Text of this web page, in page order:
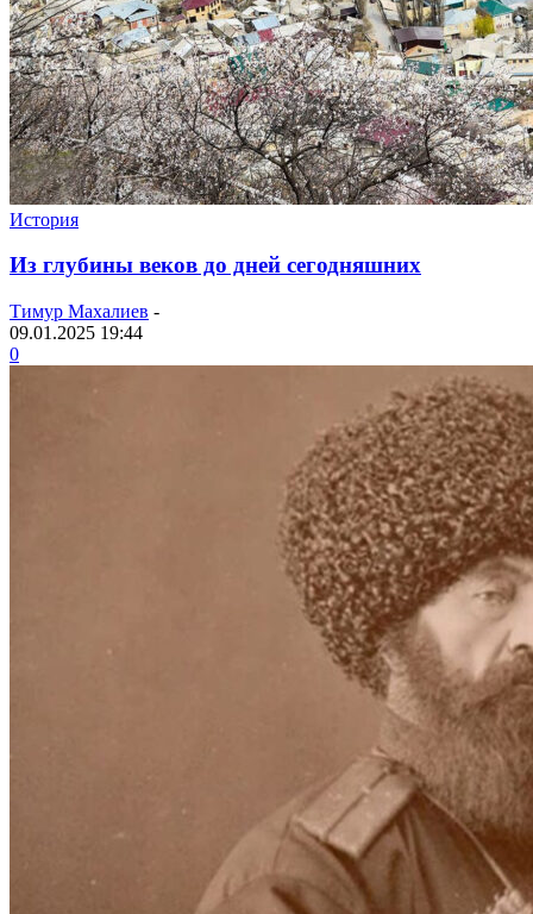
История
Из глубины веков до дней сегодняшних
Тимур Махалиев -
09.01.2025 19:44
0